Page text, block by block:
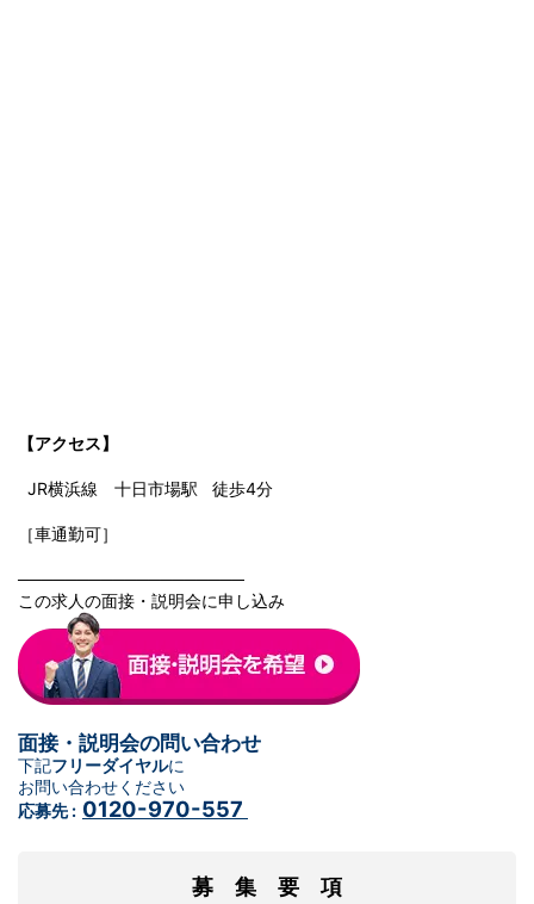
【アクセス】
JR横浜線 十日市場駅 徒歩4分
［車通勤可］
───────────────────
この求人の面接・説明会に申し込み
面接・説明会の問い合わせ
下記フリーダイヤルに
お問い合わせください
応募先 : 0120-970-557
募 集 要 項